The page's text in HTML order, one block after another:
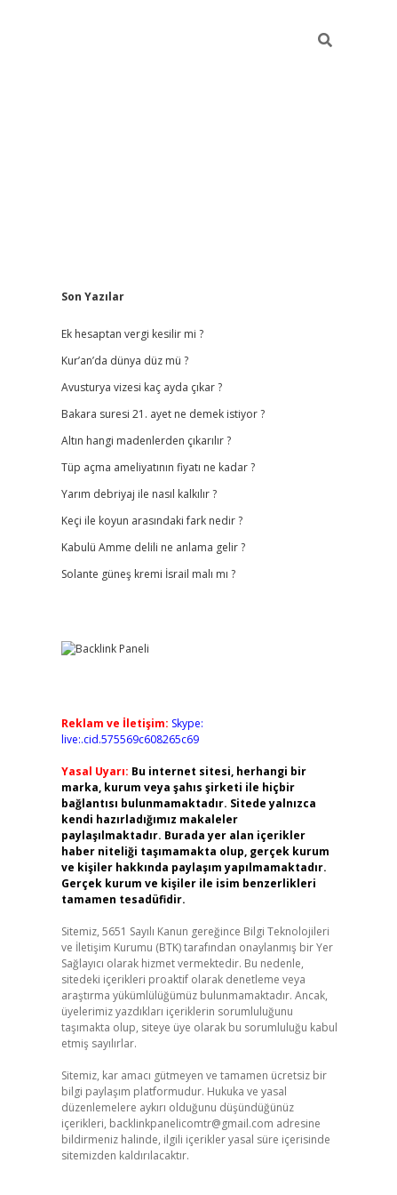
Sidebar
Son Yazılar
Ek hesaptan vergi kesilir mi ?
Kur’an’da dünya düz mü ?
Avusturya vizesi kaç ayda çıkar ?
Bakara suresi 21. ayet ne demek istiyor ?
Altın hangi madenlerden çıkarılır ?
Tüp açma ameliyatının fiyatı ne kadar ?
Yarım debriyaj ile nasıl kalkılır ?
Keçi ile koyun arasındaki fark nedir ?
Kabulü Amme delili ne anlama gelir ?
Solante güneş kremi İsrail malı mı ?
Reklam ve İletişim: Skype:
live:.cid.575569c608265c69
Yasal Uyarı: Bu internet sitesi, herhangi bir
marka, kurum veya şahıs şirketi ile hiçbir
bağlantısı bulunmamaktadır. Sitede yalnızca
kendi hazırladığımız makaleler
paylaşılmaktadır. Burada yer alan içerikler
haber niteliği taşımamakta olup, gerçek kurum
ve kişiler hakkında paylaşım yapılmamaktadır.
Gerçek kurum ve kişiler ile isim benzerlikleri
tamamen tesadüfidir.
Sitemiz, 5651 Sayılı Kanun gereğince Bilgi Teknolojileri
ve İletişim Kurumu (BTK) tarafından onaylanmış bir Yer
Sağlayıcı olarak hizmet vermektedir. Bu nedenle,
sitedeki içerikleri proaktif olarak denetleme veya
araştırma yükümlülüğümüz bulunmamaktadır. Ancak,
üyelerimiz yazdıkları içeriklerin sorumluluğunu
taşımakta olup, siteye üye olarak bu sorumluluğu kabul
etmiş sayılırlar.
Sitemiz, kar amacı gütmeyen ve tamamen ücretsiz bir
bilgi paylaşım platformudur. Hukuka ve yasal
düzenlemelere aykırı olduğunu düşündüğünüz
içerikleri, backlinkpanelicomtr@gmail.com adresine
bildirmeniz halinde, ilgili içerikler yasal süre içerisinde
sitemizden kaldırılacaktır.